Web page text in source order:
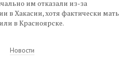
им отказали из-за
в Хакасии, хотя фактически мать
в Красноярске.
Новости